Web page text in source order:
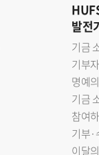
발전
기금
기부
명예
기금
참여
기부·
이달